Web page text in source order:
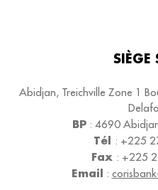
SIÈGE
Abidjan, Treichville Zone 1
BP: 4690
Tél : +225
Fax : +225
Email :